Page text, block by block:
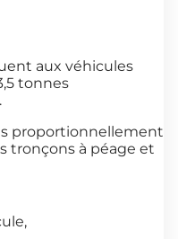
aux véhicules
tonnes
proportionnellement
tronçons à péage et